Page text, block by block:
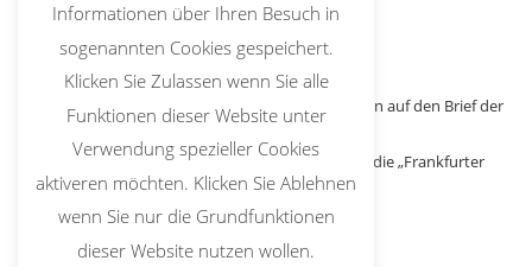
Kirche Up To Date
Bischofssynode Synodale Kirche 2021 – 2024
Stellungnahme Weihbischof Dr. Bentz zur Reaktion auf den Brief der
Generalvikare an den Vorsitzenden der DBK
Stellungnahme Bischof Kohlgraf zur Reaktion auf die „Frankfurter
Erklärung“ und den Brief der Generalvikare
Out in Church
Informationen über Ihren Besuch in
sogenannten Cookies gespeichert.
Klicken Sie Zulassen wenn Sie alle
Funktionen dieser Website unter
Verwendung spezieller Cookies
aktiveren möchten. Klicken Sie Ablehnen
wenn Sie nur die Grundfunktionen
dieser Website nutzen wollen.